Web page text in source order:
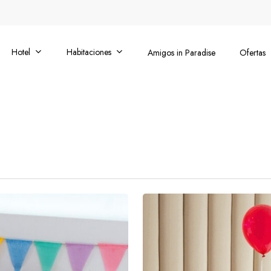
Hotel Habitaciones Amigos in Paradise Ofertas